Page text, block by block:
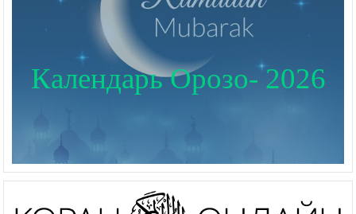
Календарь Орозо- 2026